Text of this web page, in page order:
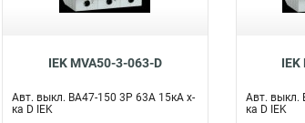
IEK MVA50-3-063-D
Авт. выкл. ВА47-150 3Р 63А 15кА х-
ка D IEK
IEK
Авт. выкл.
ка D IEK